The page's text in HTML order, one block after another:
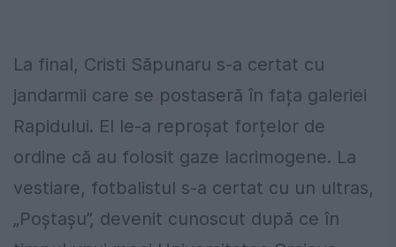
La final, Cristi Săpunaru s-a certat cu
jandarmii care se postaseră în fața galeriei
Rapidului. El le-a reproșat forțelor de
ordine că au folosit gaze lacrimogene. La
vestiare, fotbalistul s-a certat cu un ultras,
„Poștașu”, devenit cunoscut după ce în